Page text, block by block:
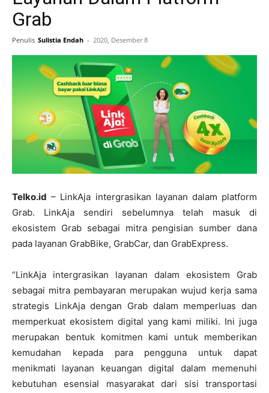
Grab
Penulis Sulistia Endah - 2020, Desember 8
Telko.id – LinkAja intergrasikan layanan dalam platform
Grab. LinkAja sendiri sebelumnya telah masuk di
ekosistem Grab sebagai mitra pengisian sumber dana
pada layanan GrabBike, GrabCar, dan GrabExpress.
“LinkAja intergrasikan layanan dalam ekosistem Grab
sebagai mitra pembayaran merupakan wujud kerja sama
strategis LinkAja dengan Grab dalam memperluas dan
memperkuat ekosistem digital yang kami miliki. Ini juga
merupakan bentuk komitmen kami untuk memberikan
kemudahan kepada para pengguna untuk dapat
menikmati layanan keuangan digital dalam memenuhi
kebutuhan esensial masyarakat dari sisi transportasi